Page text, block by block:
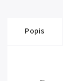
Popis